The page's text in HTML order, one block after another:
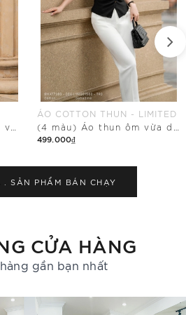
QUẦN SUÔNG - LIMITED
499.500₫
. SẢN PHẨM BÁN CHẠY
CỬA HÀNG
gần bạn nhất